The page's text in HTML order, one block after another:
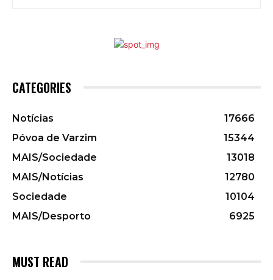
CATEGORIES
Notícias
17666
Póvoa de Varzim
15344
MAIS/Sociedade
13018
MAIS/Notícias
12780
Sociedade
10104
MAIS/Desporto
6925
MUST READ